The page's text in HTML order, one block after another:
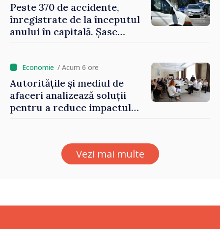
Peste 370 de accidente,
înregistrate de la începutul
anului în capitală. Șase
/ Acum 6 ore
Autoritățile și mediul de
afaceri analizează soluții
pentru a reduce impactul
Vezi mai multe